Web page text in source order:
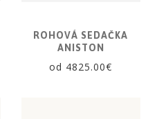
ROHOVÁ SEDAČKA
ANISTON
od 4825.00€